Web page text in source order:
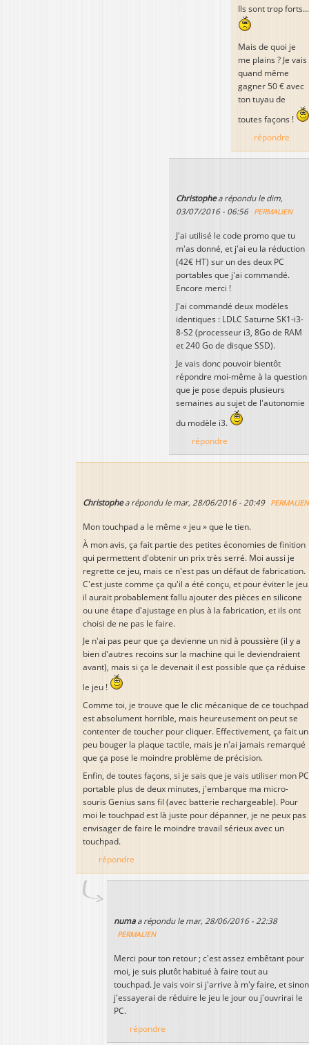
Ils sont trop forts...
Mais de quoi je
me plains ? Je vais
quand même
gagner 50 € avec
ton tuyau de
toutes façons !
répondre
Christophea répondu le dim,
03/07/2016 - 06:56
PERMALIEN
J'ai utilisé le code promo que tu
m'as donné, et j'ai eu la réduction
(42€ HT) sur un des deux PC
portables que j'ai commandé.
Encore merci !
J'ai commandé deux modèles
identiques : LDLC Saturne SK1-i3-
8-S2 (processeur i3, 8Go de RAM
et 240 Go de disque SSD).
Je vais donc pouvoir bientôt
répondre moi-même à la question
que je pose depuis plusieurs
semaines au sujet de l'autonomie
du modèle i3.
répondre
Christophea répondu le mar, 28/06/2016 - 20:49 PERMALIEN
Mon touchpad a le même « jeu » que le tien.
À mon avis, ça fait partie des petites économies de finition
qui permettent d'obtenir un prix très serré. Moi aussi je
regrette ce jeu, mais ce n'est pas un défaut de fabrication.
C'est juste comme ça qu'il a été conçu, et pour éviter le jeu
il aurait probablement fallu ajouter des pièces en silicone
ou une étape d'ajustage en plus à la fabrication, et ils ont
choisi de ne pas le faire.
Je n'ai pas peur que ça devienne un nid à poussière (il y a
bien d'autres recoins sur la machine qui le deviendraient
avant), mais si ça le devenait il est possible que ça réduise
le jeu !
Comme toi, je trouve que le clic mécanique de ce touchpad
est absolument horrible, mais heureusement on peut se
contenter de toucher pour cliquer. Effectivement, ça fait un
peu bouger la plaque tactile, mais je n'ai jamais remarqué
que ça pose le moindre problème de précision.
Enfin, de toutes façons, si je sais que je vais utiliser mon PC
portable plus de deux minutes, j'embarque ma micro-
souris Genius sans fil (avec batterie rechargeable). Pour
moi le touchpad est là juste pour dépanner, je ne peux pas
envisager de faire le moindre travail sérieux avec un
touchpad.
répondre
numaa répondu le mar, 28/06/2016 - 22:38
PERMALIEN
Merci pour ton retour ; c'est assez embêtant pour
moi, je suis plutôt habitué à faire tout au
touchpad. Je vais voir si j'arrive à m'y faire, et sinon
j'essayerai de réduire le jeu le jour ou j'ouvrirai le
PC.
répondre